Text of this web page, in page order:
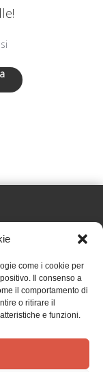
come i cookie per
Il consenso a
il comportamento di
o ritirare il
e funzioni.
0121 353839